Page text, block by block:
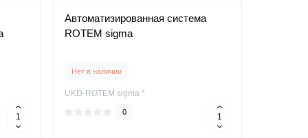
Автоматизированная система
ROTEM sigma
Нет в наличии
UKD-ROTEM sigma *
0